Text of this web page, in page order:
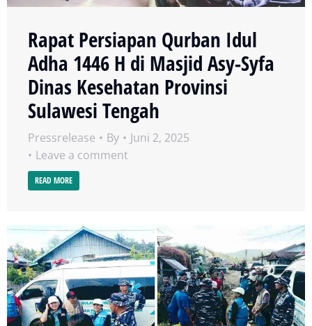
Rapat Persiapan Qurban Idul
Adha 1446 H di Masjid Asy-Syfa
Dinas Kesehatan Provinsi
Sulawesi Tengah
Pressrelease By
Juni 2, 2025
Leave a comment
READ MORE